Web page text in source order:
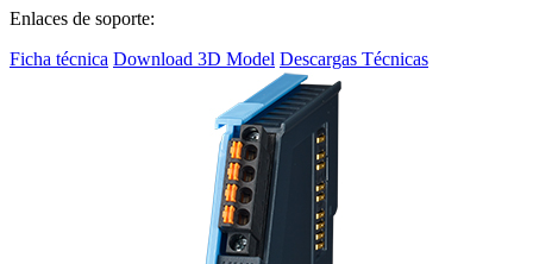
Enlaces de soporte:
Ficha técnica Download 3D Model Descargas Técnicas